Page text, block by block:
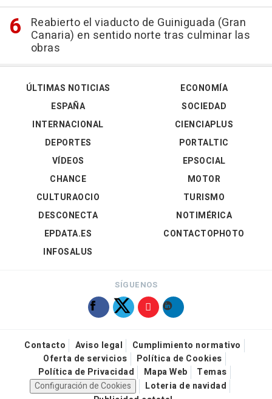
Reabierto el viaducto de Guiniguada (Gran
Canaria) en sentido norte tras culminar las
obras
ÚLTIMAS NOTICIAS
ESPAÑA
INTERNACIONAL
DEPORTES
VÍDEOS
ECONOMÍA
SOCIEDAD
CIENCIAPLUS
PORTALTIC
EPSOCIAL
CHANCE
CULTURAOCIO
DESCONECTA
EPDATA.ES
INFOSALUS
MOTOR
TURISMO
NOTIMÉRICA
CONTACTOPHOTO
SÍGUENOS
Contacto Aviso legal
Cumplimiento normativo
Oferta de servicios
Política de Cookies
Política de Privacidad
Mapa Web
Temas
Configuración de Cookies
Loteria de navidad